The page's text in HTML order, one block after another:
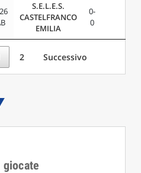
S.E.L.E.S.
CASTELFRANCO
EMILIA
0-
0
2 Successivo
giocate